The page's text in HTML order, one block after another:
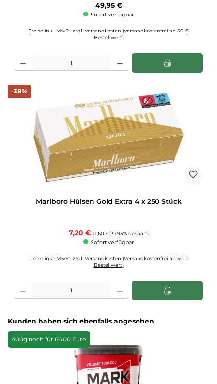
Regulärer Preis:
49,95 €
Sofort verfügbar
Preise inkl. MwSt. zzgl. Versandkosten (Versandkostenfrei ab 50 €
Bestellwert)
-38%Rabatt
Marlboro Hülsen Gold Extra 4 x 250 Stück
Verkaufspreis:
7,20 € Regulärer Preis:
11,60 €(37.93% gespart)
Sofort verfügbar
Preise inkl. MwSt. zzgl. Versandkosten (Versandkostenfrei ab 50 €
Bestellwert)
Produkt Anzahl: Gib den gewünschten Wert ein oder benutze die Schaltflächen
Produktgalerie überspringen
Kunden haben sich ebenfalls angesehen
400g noch für 66,00 Euro